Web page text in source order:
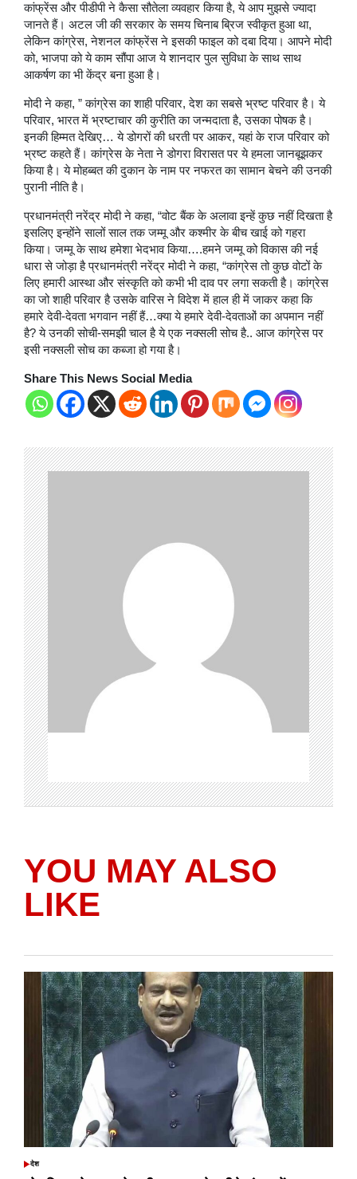
कांफ्रेंस और पीडीपी ने कैसा सौतेला व्यवहार किया है, ये आप मुझसे ज्यादा
जानते हैं। अटल जी की सरकार के समय चिनाब ब्रिज स्वीकृत हुआ था,
लेकिन कांग्रेस, नेशनल कांफ्रेंस ने इसकी फाइल को दबा दिया। आपने मोदी
को, भाजपा को ये काम सौंपा आज ये शानदार पुल सुविधा के साथ साथ
आकर्षण का भी केंद्र बना हुआ है।
मोदी ने कहा, ” कांग्रेस का शाही परिवार, देश का सबसे भ्रष्ट परिवार है। ये
परिवार, भारत में भ्रष्टाचार की कुरीति का जन्मदाता है, उसका पोषक है।
इनकी हिम्मत देखिए… ये डोगरों की धरती पर आकर, यहां के राज परिवार को
भ्रष्ट कहते हैं। कांग्रेस के नेता ने डोगरा विरासत पर ये हमला जानबूझकर
किया है। ये मोहब्बत की दुकान के नाम पर नफरत का सामान बेचने की उनकी
पुरानी नीति है।
प्रधानमंत्री नरेंद्र मोदी ने कहा, “वोट बैंक के अलावा इन्हें कुछ नहीं दिखता है
इसलिए इन्होंने सालों साल तक जम्मू और कश्मीर के बीच खाई को गहरा
किया। जम्मू के साथ हमेशा भेदभाव किया….हमने जम्मू को विकास की नई
धारा से जोड़ा है प्रधानमंत्री नरेंद्र मोदी ने कहा, “कांग्रेस तो कुछ वोटों के
लिए हमारी आस्था और संस्कृति को कभी भी दाव पर लगा सकती है। कांग्रेस
का जो शाही परिवार है उसके वारिस ने विदेश में हाल ही में जाकर कहा कि
हमारे देवी-देवता भगवान नहीं हैं…क्या ये हमारे देवी-देवताओं का अपमान नहीं
है? ये उनकी सोची-समझी चाल है ये एक नक्सली सोच है.. आज कांग्रेस पर
इसी नक्सली सोच का कब्जा हो गया है।
Share This News Social Media
YOU MAY ALSO
LIKE
POSTED
देश